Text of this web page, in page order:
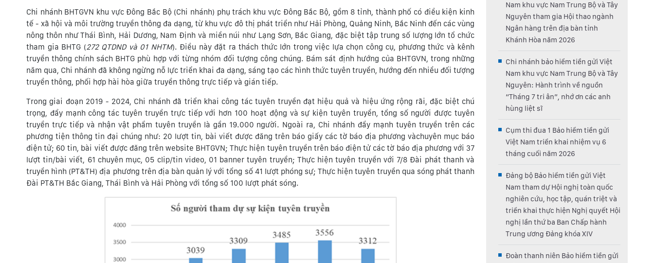
Chi nhánh BHTGVN khu vực Đông Bắc Bộ (Chi nhánh) phụ trách khu vực Đông Bắc Bộ, gồm 8 tỉnh, thành phố có điều kiện kinh
tế - xã hội và môi trường truyền thông đa dạng, từ khu vực đô thị phát triển như Hải Phòng, Quảng Ninh, Bắc Ninh đến các vùng
nông thôn như Thái Bình, Hải Dương, Nam Định và miền núi như Lạng Sơn, Bắc Giang, đặc biệt tập trung số lượng lớn tổ chức
tham gia BHTG (272 QTDND và 01 NHTM). Điều này đặt ra thách thức lớn trong việc lựa chọn công cụ, phương thức và kênh
truyền thông chính sách BHTG phù hợp với từng nhóm đối tượng công chúng. Bám sát định hướng của BHTGVN, trong những
năm qua, Chi nhánh đã không ngừng nỗ lực triển khai đa dạng, sáng tạo các hình thức tuyên truyền, hướng đến nhiều đối tượng
truyền thông, phối hợp hài hòa giữa truyền thông trực tiếp và gián tiếp.
Trong giai đoạn 2019 - 2024, Chi nhánh đã triển khai công tác tuyên truyền đạt hiệu quả và hiệu ứng rộng rãi, đặc biệt chú
trọng, đẩy mạnh công tác tuyên truyền trực tiếp với hơn 100 hoạt động và sự kiện tuyên truyền, tổng số người được tuyên
truyền trực tiếp và nhận vật phẩm tuyên truyền là gần 19.000 người. Ngoài ra, Chi nhánh đẩy mạnh tuyên truyền trên các
phương tiện thông tin đại chúng như: 20 lượt tin, bài viết được đăng trên báo giấy các tờ báo địa phương vàchuyên mục báo
điện tử; 60 tin, bài viết được đăng trên website BHTGVN; Thực hiện tuyên truyền trên báo điện tử các tờ báo địa phương với 37
lượt tin/bài viết, 61 chuyên mục, 05 clip/tin video, 01 banner tuyên truyền; Thực hiện tuyên truyền với 7/8 Đài phát thanh và
truyền hình (PT&TH) địa phương trên địa bàn quản lý với tổng số 41 lượt phóng sự; Thực hiện tuyên truyền qua sóng phát thanh
Đài PT&TH Bắc Giang, Thái Bình và Hải Phòng với tổng số 100 lượt phát sóng.
Nam khu vực Nam Trung Bộ và Tây
Nguyên tham gia Hội thao ngành
Ngân hàng trên địa bàn tỉnh
Khánh Hòa năm 2026
Chi nhánh bảo hiểm tiền gửi Việt
Nam khu vực Nam Trung Bộ và Tây
Nguyên: Hành trình về nguồn
“Tháng 7 tri ân”, nhớ ơn các anh
hùng liệt sĩ
Cụm thi đua 1 Bảo hiểm tiền gửi
Việt Nam triển khai nhiệm vụ 6
tháng cuối năm 2026
Đảng bộ Bảo hiểm tiền gửi Việt
Nam tham dự Hội nghị toàn quốc
nghiên cứu, học tập, quán triệt và
triển khai thực hiện Nghị quyết Hội
nghị lần thứ ba Ban Chấp hành
Trung ương Đảng khóa XIV
Đoàn thanh niên Bảo hiểm tiền gửi